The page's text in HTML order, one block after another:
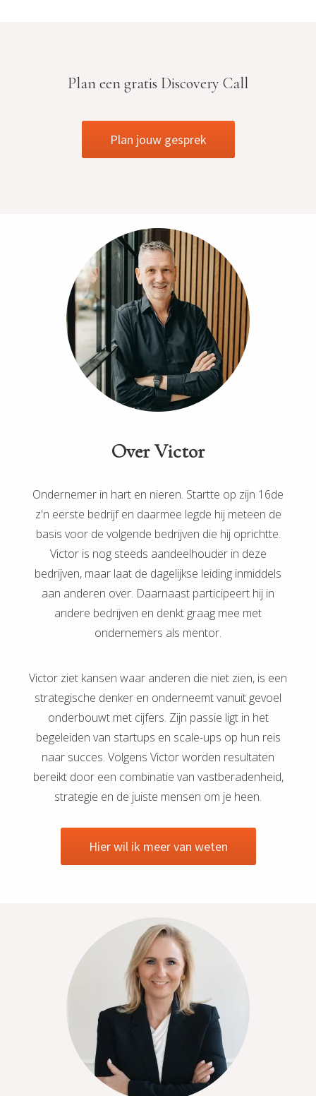
Plan een gratis Discovery Call
Plan jouw gesprek
Over Victor
Ondernemer in hart en nieren. Startte op zijn 16de
z'n eerste bedrijf en daarmee legde hij meteen de
basis voor de volgende bedrijven die hij oprichtte.
Victor is nog steeds aandeelhouder in deze
bedrijven, maar laat de dagelijkse leiding inmiddels
aan anderen over. Daarnaast participeert hij in
andere bedrijven en denkt graag mee met
ondernemers als mentor.
Victor ziet kansen waar anderen die niet zien, is een
strategische denker en onderneemt vanuit gevoel
onderbouwt met cijfers. Zijn passie ligt in het
begeleiden van startups en scale-ups op hun reis
naar succes. Volgens Victor worden resultaten
bereikt door een combinatie van vastberadenheid,
strategie en de juiste mensen om je heen.
Hier wil ik meer van weten